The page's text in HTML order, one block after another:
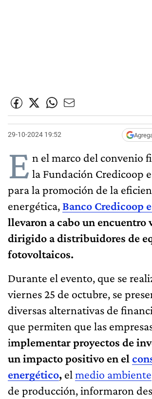
29-10-2024 19:52
E n el marco del convenio
la Fundación Credicoop e
para la promoción de la
energética, Banco Credicoop
llevaron a cabo un encuentro
dirigido a distribuidores de
fotovoltaicos.
Durante el evento, que se
viernes 25 de octubre, se
diversas alternativas de
que permiten que las
implementar proyectos de
un impacto positivo en el
energético, el medio ambiente
de producción, informaron